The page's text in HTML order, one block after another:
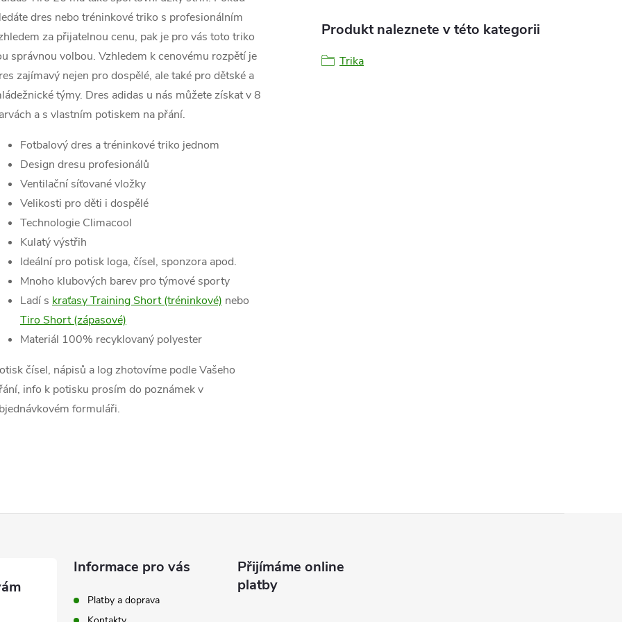
dres nebo tréninkové triko s profesionálním
za přijatelnou cenu, pak je pro vás toto triko
správnou volbou. Vzhledem k cenovému rozpětí je
zajímavý nejen pro dospělé, ale také pro dětské a
týmy. Dres adidas u nás můžete získat v 8
a s vlastním potiskem na přání.
Fotbalový dres a tréninkové triko jednom
Design dresu profesionálů
Ventilační síťované vložky
Velikosti pro děti i dospělé
Technologie Climacool
Kulatý výstřih
Ideální pro potisk loga, čísel, sponzora apod.
Mnoho klubových barev pro týmové sporty
Ladí s kraťasy Training Short (tréninkové) nebo
Tiro Short (zápasové)
Materiál 100% recyklovaný polyester
čísel, nápisů a log zhotovíme podle Vašeho
info k potisku prosím do poznámek v
formuláři.
Produkt naleznete v této kategorii
Trika
Informace pro vás
Platby a doprava
Přijímáme online
platby